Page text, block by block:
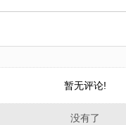
暂无评论!
没有了